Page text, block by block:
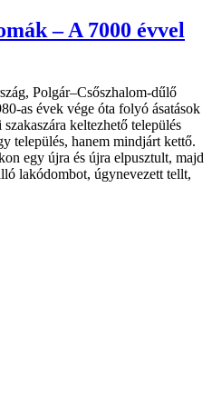
– A 7000 évvel
Polgár–Csőszhalom-dűlő
as évek vége óta folyó ásatások
keltezhető település
település, hanem mindjárt kettő.
egy újra és újra elpusztult, majd
lakódombot, úgynevezett tellt,